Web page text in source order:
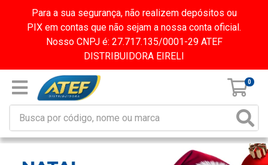
Para a sua segurança, não realizem depósitos ou
PIX em contas que não sejam a nossa conta oficial.
Nosso CNPJ é: 27.717.135/0001-29 ATEF
DISTRIBUIDORA EIRELI
0